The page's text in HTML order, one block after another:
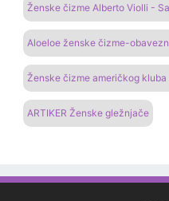
Ženske čizme Alberto Violli -
Aloeloe ženske čizme-
Ženske čizme američkog
ARTIKER Ženske gležnjače